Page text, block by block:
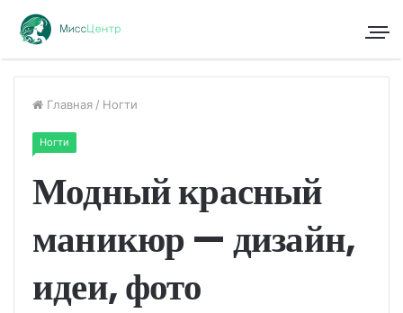
Главная / Ногти
Ногти
Модный красный
маникюр — дизайн,
идеи, фото